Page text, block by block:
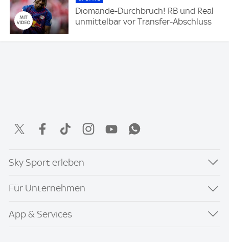
Diomande-Durchbruch! RB und Real
unmittelbar vor Transfer-Abschluss
Sky Sport erleben
Für Unternehmen
App & Services